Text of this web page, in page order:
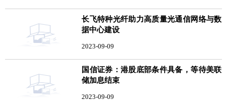
长飞特种光纤助力高质量光通信网络与数
据中心建设
2023-09-09
国信证券：港股底部条件具备，等待美联
储加息结束
2023-09-09